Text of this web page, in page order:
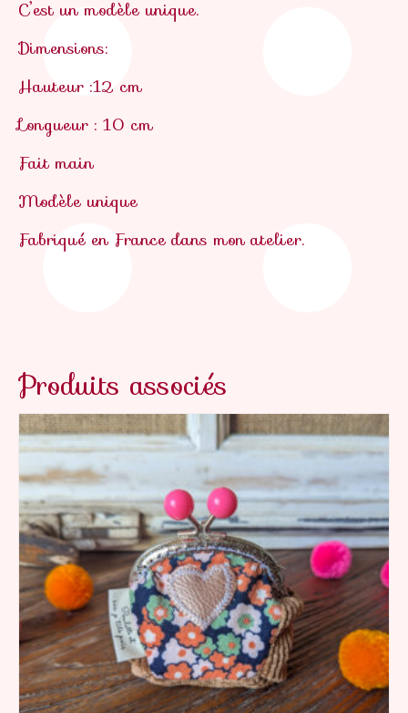
C’est un modèle unique.
Dimensions:
Hauteur :12 cm
Longueur : 10 cm
Fait main
Modèle unique
Fabriqué en France dans mon atelier.
Produits associés